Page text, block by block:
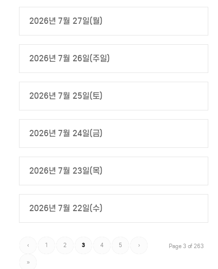
2026년 7월 27일(월)
2026년 7월 26일(주일)
2026년 7월 25일(토)
2026년 7월 24일(금)
2026년 7월 23일(목)
2026년 7월 22일(수)
Page 3 of 263
‹ 1 2 3 4 5 ›
»